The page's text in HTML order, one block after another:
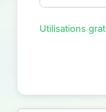
Utilisations